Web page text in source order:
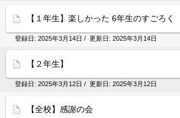
【１年生】楽しかった 6年生のすごろく
登録日: 2025年3月14日 / 更新日: 2025年3月14日
【２年生】
登録日: 2025年3月12日 / 更新日: 2025年3月12日
【全校】感謝の会